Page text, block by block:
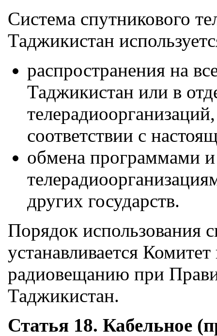
Система спутникового
Таджикистан
распространения на
Таджикистан или в
соответствии с
обмена программами
других государств.
Порядок использования
устанавливается
радиовещанию при
Таджикистан.
Статья 18. Кабельное